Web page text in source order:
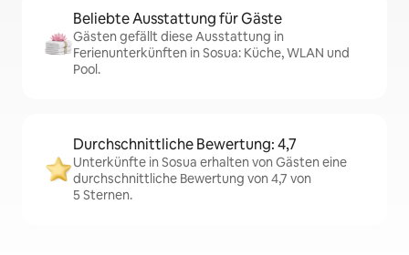
Beliebte Ausstattung für Gäste
Gästen gefällt diese Ausstattung in
Ferienunterkünften in Sosua: Küche, WLAN und
Pool.
Durchschnittliche Bewertung: 4,7
Unterkünfte in Sosua erhalten von Gästen eine
durchschnittliche Bewertung von 4,7 von
5 Sternen.